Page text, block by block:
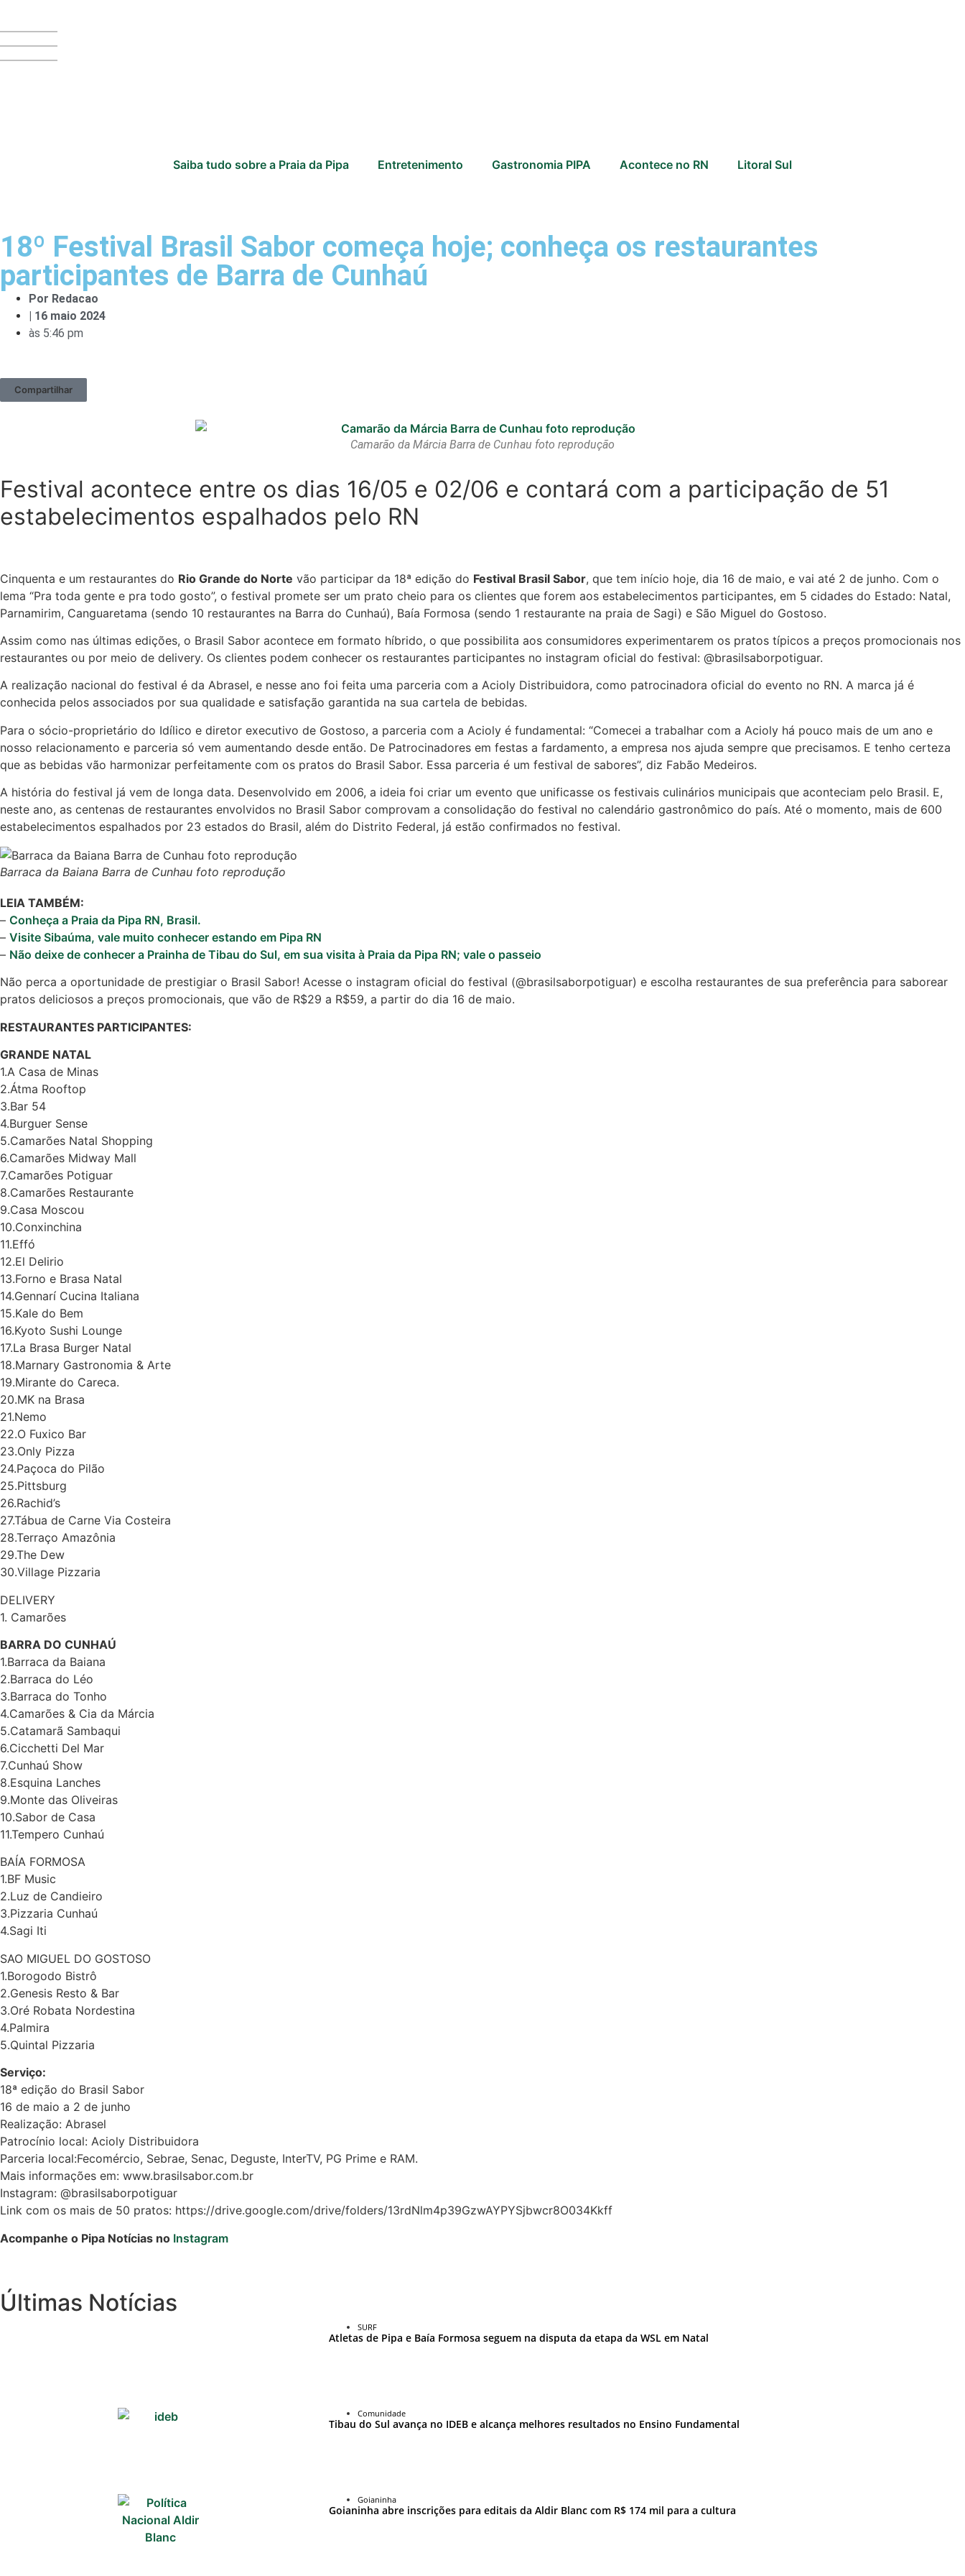
Cotidiano
Comunidade
Acontece no
RN
Comércio e
Negócios na
Pipa
Política
Turismo
Entretenimento
Litoral Sul
Baía Formosa
Canguaretama
Goianinha
Gastronomia
PIPA
Surf
Informações
Gerais
Serviços Tibau
do Sul
Tábua da Maré
Previsão do
Surf
Saiba tudo sobre a Praia da Pipa Entretenimento Gastronomia PIPA Acontece no RN Litoral Sul
18º Festival Brasil Sabor começa hoje; conheça os restaurantes
participantes de Barra de Cunhaú
Por Redacao
| 16 maio 2024
às 5:46 pm
Compartilhar
Camarão da Márcia Barra de Cunhau foto reprodução
Festival acontece entre os dias 16/05 e 02/06 e contará com a participação de 51
estabelecimentos espalhados pelo RN
Cinquenta e um restaurantes do Rio Grande do Norte vão participar da 18ª edição do Festival Brasil Sabor, que tem início hoje, dia 16 de maio, e vai até 2 de junho. Com o
lema “Pra toda gente e pra todo gosto”, o festival promete ser um prato cheio para os clientes que forem aos estabelecimentos participantes, em 5 cidades do Estado: Natal,
Parnamirim, Canguaretama (sendo 10 restaurantes na Barra do Cunhaú), Baía Formosa (sendo 1 restaurante na praia de Sagi) e São Miguel do Gostoso.
Assim como nas últimas edições, o Brasil Sabor acontece em formato híbrido, o que possibilita aos consumidores experimentarem os pratos típicos a preços promocionais nos
restaurantes ou por meio de delivery. Os clientes podem conhecer os restaurantes participantes no instagram oficial do festival: @brasilsaborpotiguar.
A realização nacional do festival é da Abrasel, e nesse ano foi feita uma parceria com a Acioly Distribuidora, como patrocinadora oficial do evento no RN. A marca já é
conhecida pelos associados por sua qualidade e satisfação garantida na sua cartela de bebidas.
Para o sócio-proprietário do Idílico e diretor executivo de Gostoso, a parceria com a Acioly é fundamental: “Comecei a trabalhar com a Acioly há pouco mais de um ano e
nosso relacionamento e parceria só vem aumentando desde então. De Patrocinadores em festas a fardamento, a empresa nos ajuda sempre que precisamos. E tenho certeza
que as bebidas vão harmonizar perfeitamente com os pratos do Brasil Sabor. Essa parceria é um festival de sabores”, diz Fabão Medeiros.
A história do festival já vem de longa data. Desenvolvido em 2006, a ideia foi criar um evento que unificasse os festivais culinários municipais que aconteciam pelo Brasil. E,
neste ano, as centenas de restaurantes envolvidos no Brasil Sabor comprovam a consolidação do festival no calendário gastronômico do país. Até o momento, mais de 600
estabelecimentos espalhados por 23 estados do Brasil, além do Distrito Federal, já estão confirmados no festival.
Barraca da Baiana Barra de Cunhau foto reprodução
LEIA TAMBÉM:
– Conheça a Praia da Pipa RN, Brasil.
– Visite Sibaúma, vale muito conhecer estando em Pipa RN
– Não deixe de conhecer a Prainha de Tibau do Sul, em sua visita à Praia da Pipa RN; vale o passeio
Não perca a oportunidade de prestigiar o Brasil Sabor! Acesse o instagram oficial do festival (@brasilsaborpotiguar) e escolha restaurantes de sua preferência para saborear
pratos deliciosos a preços promocionais, que vão de R$29 a R$59, a partir do dia 16 de maio.
RESTAURANTES PARTICIPANTES:
GRANDE NATAL
1.A Casa de Minas
2.Átma Rooftop
3.Bar 54
4.Burguer Sense
5.Camarões Natal Shopping
6.Camarões Midway Mall
7.Camarões Potiguar
8.Camarões Restaurante
9.Casa Moscou
10.Conxinchina
11.Effó
12.El Delirio
13.Forno e Brasa Natal
14.Gennarí Cucina Italiana
15.Kale do Bem
16.Kyoto Sushi Lounge
17.La Brasa Burger Natal
18.Marnary Gastronomia & Arte
19.Mirante do Careca.
20.MK na Brasa
21.Nemo
22.O Fuxico Bar
23.Only Pizza
24.Paçoca do Pilão
25.Pittsburg
26.Rachid’s
27.Tábua de Carne Via Costeira
28.Terraço Amazônia
29.The Dew
30.Village Pizzaria
DELIVERY
1. Camarões
BARRA DO CUNHAÚ
1.Barraca da Baiana
2.Barraca do Léo
3.Barraca do Tonho
4.Camarões & Cia da Márcia
5.Catamarã Sambaqui
6.Cicchetti Del Mar
7.Cunhaú Show
8.Esquina Lanches
9.Monte das Oliveiras
10.Sabor de Casa
11.Tempero Cunhaú
BAÍA FORMOSA
1.BF Music
2.Luz de Candieiro
3.Pizzaria Cunhaú
4.Sagi Iti
SAO MIGUEL DO GOSTOSO
1.Borogodo Bistrô
2.Genesis Resto & Bar
3.Oré Robata Nordestina
4.Palmira
5.Quintal Pizzaria
Serviço:
18ª edição do Brasil Sabor
16 de maio a 2 de junho
Realização: Abrasel
Patrocínio local: Acioly Distribuidora
Parceria local:Fecomércio, Sebrae, Senac, Deguste, InterTV, PG Prime e RAM.
Mais informações em: www.brasilsabor.com.br
Instagram: @brasilsaborpotiguar
Link com os mais de 50 pratos: https://drive.google.com/drive/folders/13rdNlm4p39GzwAYPYSjbwcr8O034Kkff
Acompanhe o Pipa Notícias no Instagram
Últimas Notícias
SURF
Atletas de Pipa e Baía Formosa seguem na disputa da etapa da WSL em Natal
Comunidade
Tibau do Sul avança no IDEB e alcança melhores resultados no Ensino Fundamental
Goianinha
Goianinha abre inscrições para editais da Aldir Blanc com R$ 174 mil para a cultura